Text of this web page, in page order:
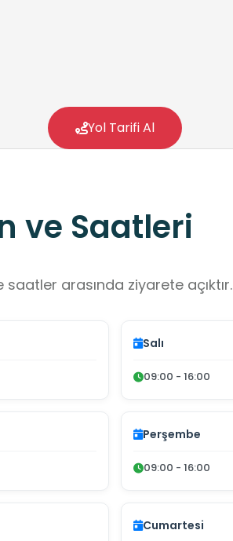
Yol Tarifi Al
ve Saatleri
arasında ziyarete açıktır.
Salı
09:00 - 16:00
Perşembe
09:00 - 16:00
Cumartesi